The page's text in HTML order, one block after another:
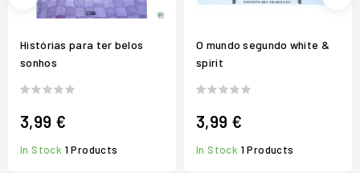
Histórias para ter belos
sonhos
3,99 €
In Stock 1 Products
O mundo segundo white &
spirit
3,99 €
In Stock 1 Products